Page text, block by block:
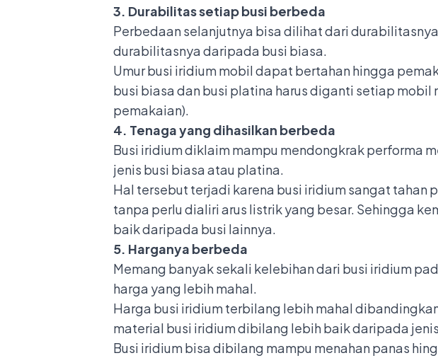
3. Durabilitas setiap busi berbeda
Perbedaan selanjutnya bisa dilihat dari
durabilitasnya daripada busi biasa.
Umur busi iridium mobil dapat bertahan hingga
busi biasa dan busi platina harus diganti setiap
pemakaian).
4. Tenaga yang dihasilkan berbeda
Busi iridium diklaim mampu mendongkrak performa
jenis busi biasa atau platina.
Hal tersebut terjadi karena busi iridium sangat tahan
tanpa perlu dialiri arus listrik yang besar. Sehingga
baik daripada busi lainnya.
5. Harganya berbeda
Memang banyak sekali kelebihan dari busi iridium
harga yang lebih mahal.
Harga busi iridium terbilang lebih mahal
material busi iridium dibilang lebih baik daripada jenis
Busi iridium bisa dibilang mampu menahan panas